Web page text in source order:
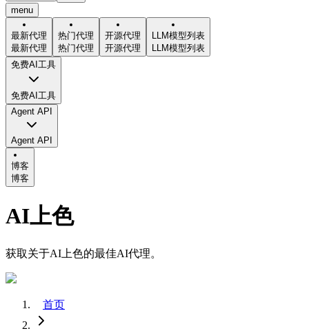
menu
最新代理
最新代理
热门代理
热门代理
开源代理
开源代理
LLM模型列表
LLM模型列表
免费AI工具
免费AI工具
Agent API
Agent API
博客
博客
AI上色
获取关于AI上色的最佳AI代理。
首页